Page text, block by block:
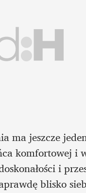
ma jeszcze
komfortowej i
i
blisko